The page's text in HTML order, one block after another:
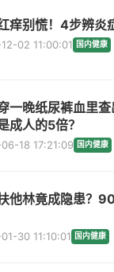
痒别慌！4步辨炎
02 11:00:01 国内健康
一晚纸尿裤血里
成人的5倍？
18 17:21:09 国内健康
他林竟成隐患？
30 11:10:01 国内健康